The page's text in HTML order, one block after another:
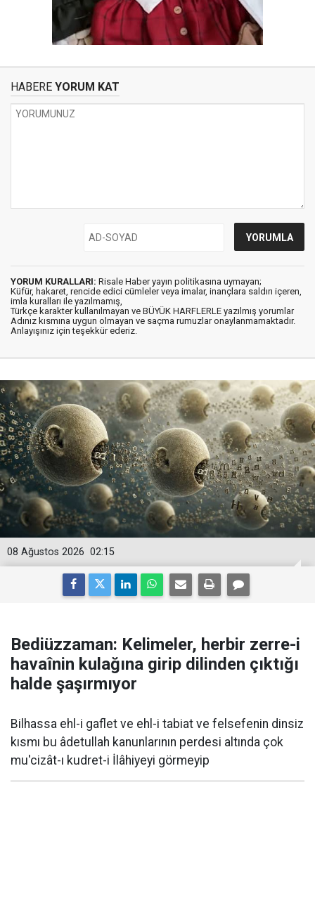
HABERE YORUM KAT
YORUM KURALLARI: Risale Haber yayın politikasına uymayan;
Küfür, hakaret, rencide edici cümleler veya imalar, inançlara saldırı içeren,
imla kuralları ile yazılmamış,
Türkçe karakter kullanılmayan ve BÜYÜK HARFLERLE yazılmış yorumlar
Adınız kısmına uygun olmayan ve saçma rumuzlar onaylanmamaktadır.
Anlayışınız için teşekkür ederiz.
02:15
08 Ağustos 2026
Bediüzzaman: Kelimeler, herbir zerre-i
havaînin kulağına girip dilinden çıktığı
halde şaşırmıyor
Bilhassa ehl-i gaflet ve ehl-i tabiat ve felsefenin dinsiz
kısmı bu âdetullah kanunlarının perdesi altında çok
mu'cizât-ı kudret-i İlâhiyeyi görmeyip